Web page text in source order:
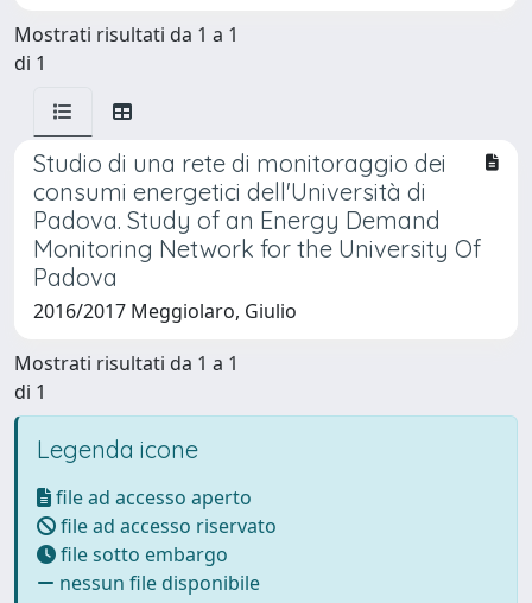
Mostrati risultati da 1 a 1
di 1
Studio di una rete di monitoraggio dei
consumi energetici dell'Università di
Padova. Study of an Energy Demand
Monitoring Network for the University Of
Padova
2016/2017 Meggiolaro, Giulio
Mostrati risultati da 1 a 1
di 1
Legenda icone
file ad accesso aperto
file ad accesso riservato
file sotto embargo
nessun file disponibile